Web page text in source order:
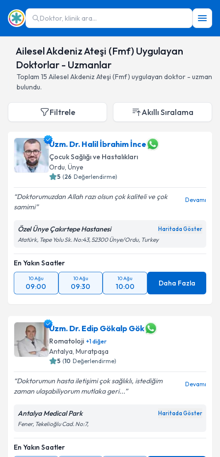
Doktor, klinik ara...
Ailesel Akdeniz Ateşi (Fmf) Uygulayan
Doktorlar - Uzmanlar
Toplam 15 Ailesel Akdeniz Ateşi (Fmf) uygulayan doktor - uzman
bulundu.
Filtrele Akıllı Sıralama
Uzm. Dr. Halil İbrahim İnce
Çocuk Sağlığı ve Hastalıkları
Ordu, Ünye
5 (26 Değerlendirme)
Doktorumuzdan Allah razı olsun çok kaliteli ve çok
samimi
Devamı
Özel Ünye Çakırtepe Hastanesi Haritada Göster
Atatürk, Tepe Yolu Sk. No:43, 52300 Ünye/Ordu, Turkey
En Yakın Saatler
10 Ağu
09:00
10 Ağu
09:30
10 Ağu
10:00 Daha Fazla
Uzm. Dr. Edip Gökalp Gök
Romatoloji +1diğer
Antalya, Muratpaşa
5 (10 Değerlendirme)
Doktorumun hasta iletişimi çok sağlıklı, istediğim
zaman ulaşabiliyorum mutlaka geri...
Devamı
Antalya Medical Park Haritada Göster
Fener, Tekelioğlu Cad. No:7,
En Yakın Saatler